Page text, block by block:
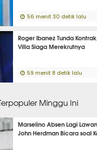
56 menit 30 detik lalu
Roger Ibanez Tunda
Villa Siaga Merekrutnya
59 menit 8 detik lalu
Minggu Ini
Marselino Absen Lagi
John Herdman Bicara soal